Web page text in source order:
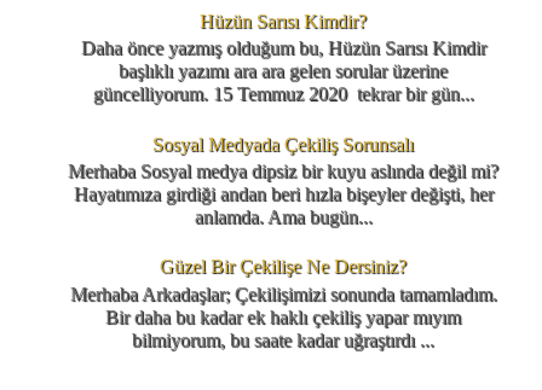
Hüzün Sarısı Kimdir?
Daha önce yazmış olduğum bu, Hüzün Sarısı Kimdir
başlıklı yazımı ara ara gelen sorular üzerine
güncelliyorum. 15 Temmuz 2020 tekrar bir gün...
Sosyal Medyada Çekiliş Sorunsalı
Merhaba Sosyal medya dipsiz bir kuyu aslında değil mi?
Hayatımıza girdiği andan beri hızla bişeyler değişti, her
anlamda. Ama bugün...
Güzel Bir Çekilişe Ne Dersiniz?
Merhaba Arkadaşlar; Çekilişimizi sonunda tamamladım.
Bir daha bu kadar ek haklı çekiliş yapar mıyım
bilmiyorum, bu saate kadar uğraştırdı ...